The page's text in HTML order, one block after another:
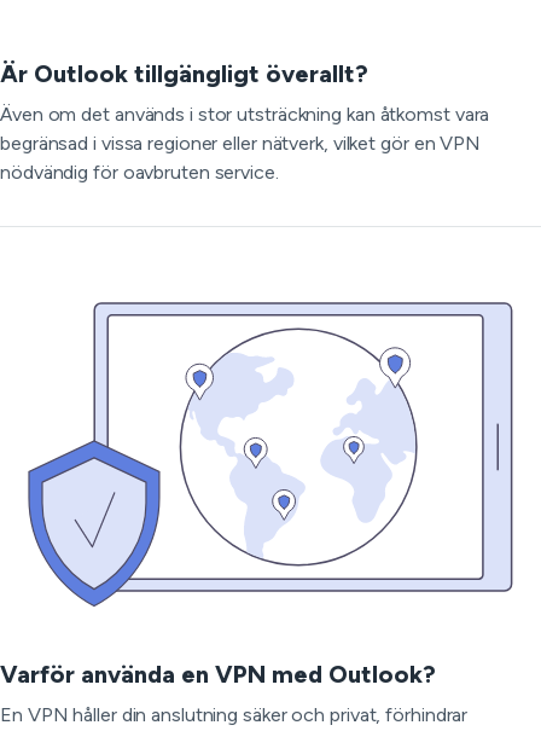
Är Outlook tillgängligt överallt?
Även om det används i stor utsträckning kan åtkomst vara
begränsad i vissa regioner eller nätverk, vilket gör en VPN
nödvändig för oavbruten service.
Varför använda en VPN med Outlook?
En VPN håller din anslutning säker och privat, förhindrar